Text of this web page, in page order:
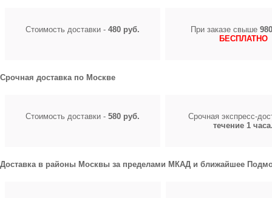
Стоимость доставки - 480 руб. При заказе свыше
БЕСПЛАТНО
Срочная доставка по Москве
Стоимость доставки - 580 руб.
Срочная экспресс-
течение 1
Доставка в районы Москвы за пределами МКАД и ближайшее